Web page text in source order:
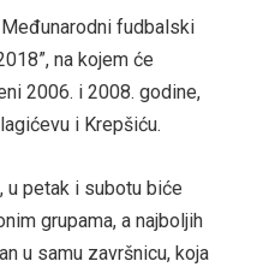
fudbalski
na kojem će
2006. i 2008. godine,
i Krepšiću.
u petak i subotu biće
grupama, a najboljih
u samu završnicu, koja